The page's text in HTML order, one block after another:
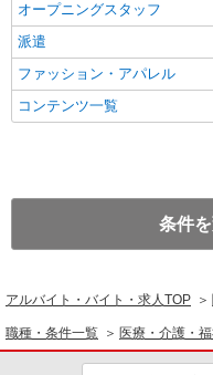
オープニングスタッフ
派遣
ファッション・アパレル
コンテンツ一覧
条件
アルバイト・バイト・求人TOP
職種・条件一覧 医療・介護・